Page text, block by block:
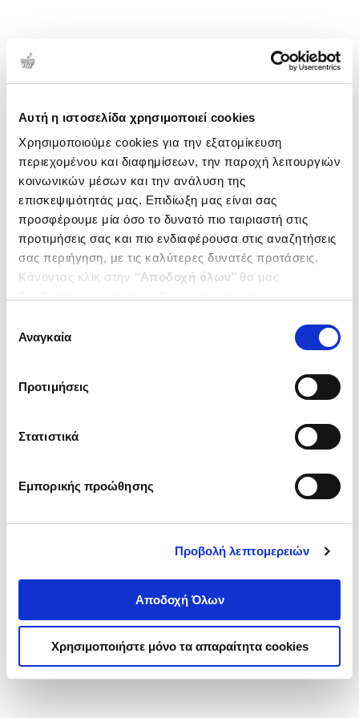
Αυτή η ιστοσελίδα χρησιμοποιεί cookies
Χρησιμοποιούμε cookies για την εξατομίκευση
περιεχομένου και διαφημίσεων, την παροχή λειτουργιών
κοινωνικών μέσων και την ανάλυση της
επισκεψιμότητάς μας. Επιδίωξη μας είναι σας
προσφέρουμε μία όσο το δυνατό πιο ταιριαστή στις
προτιμήσεις σας και πιο ενδιαφέρουσα στις αναζητήσεις
σας περιήγηση, με τις καλύτερες δυνατές προτάσεις.
Κάνοντας κλικ στην ‘’Αποδοχή όλων’’ θα μας
ενδιαφέρουν και να επιλέξετε από τα παρακάτω με την
΄΄και να ενημερωθείτε σχετικά με
συγκατάθεσης
Αναγκαία
Προτιμήσεις
Στατιστικά
Εμπορικής προώθησης
Προβολή λεπτομερειών
Αποδοχή Όλων
Χρησιμοποιήστε μόνο τα απαραίτητα cookies